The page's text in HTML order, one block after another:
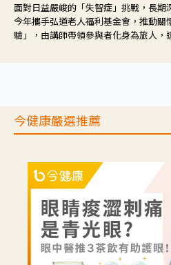
面對日益嚴峻的「失智症」挑戰，長期
今年攜手弘道老人福利基金會，推動關懷計畫。 透過沉浸
驗」，由講師帶領參與者化身為旅人，
今健康嚴選推薦